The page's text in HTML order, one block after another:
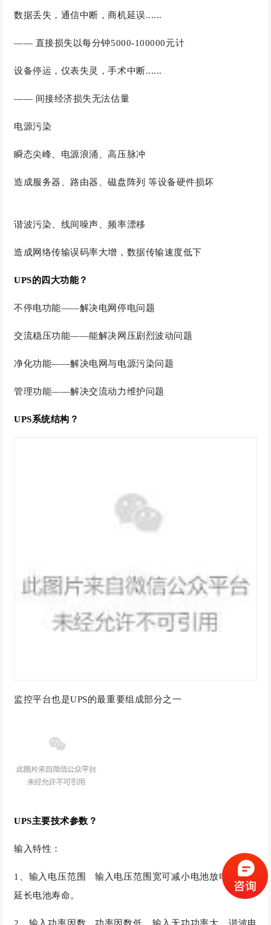
数据丢失，通信中断，商机延误......
—— 直接损失以每分钟5000-100000元计
设备停运，仪表失灵，手术中断......
—— 间接经济损失无法估量
电源污染
瞬态尖峰、电源浪涌、高压脉冲
造成服务器、路由器、磁盘阵列 等设备硬件损坏
谐波污染、线间噪声、频率漂移
造成网络传输误码率大增，数据传输速度低下
UPS的四大功能？
不停电功能——解决电网停电问题
交流稳压功能——能解决网压剧烈波动问题
净化功能——解决电网与电源污染问题
管理功能——解决交流动力维护问题
UPS系统结构？
监控平台也是UPS的最重要组成部分之一
UPS主要技术参数？
输入特性：
1、输入电压范围 输入电压范围宽可减小电池放电机会，
延长电池寿命。